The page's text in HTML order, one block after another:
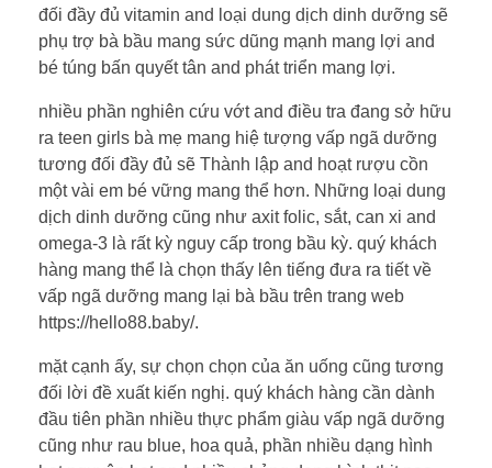
đối đầy đủ vitamin and loại dung dịch dinh dưỡng sẽ
phụ trợ bà bầu mang sức dũng mạnh mang lợi and
bé túng bấn quyết tân and phát triển mang lợi.
nhiều phần nghiên cứu vớt and điều tra đang sở hữu
ra teen girls bà mẹ mang hiệ tượng vấp ngã dưỡng
tương đối đầy đủ sẽ Thành lập and hoạt rượu cồn
một vài em bé vững mang thể hơn. Những loại dung
dịch dinh dưỡng cũng như axit folic, sắt, can xi and
omega-3 là rất kỳ nguy cấp trong bầu kỳ. quý khách
hàng mang thể là chọn thấy lên tiếng đưa ra tiết về
vấp ngã dưỡng mang lại bà bầu trên trang web
https://hello88.baby/.
mặt cạnh ấy, sự chọn chọn của ăn uống cũng tương
đối lời đề xuất kiến nghị. quý khách hàng cần dành
đầu tiên phần nhiều thực phẩm giàu vấp ngã dưỡng
cũng như rau blue, hoa quả, phần nhiều dạng hình